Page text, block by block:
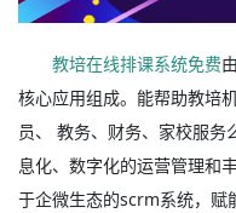
教培在线排课系统免费
核心应用组成。能帮助教培
员、 教务、财务、家校服
息化、数字化的运营管理和
于企微生态的scrm系统，赋